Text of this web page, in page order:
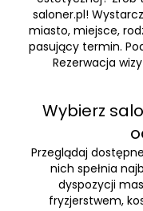
saloner.pl!
miasto, miejsce,
pasujący termin.
Rezerwacja
Wybierz
Przeglądaj
nich spełnia
dyspozycji
fryzjerstwem,